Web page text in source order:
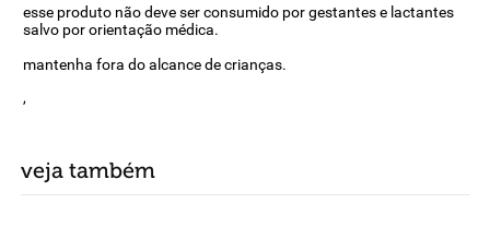
esse produto não deve ser consumido por gestantes e lactantes
salvo por orientação médica.
mantenha fora do alcance de crianças.
,
veja também